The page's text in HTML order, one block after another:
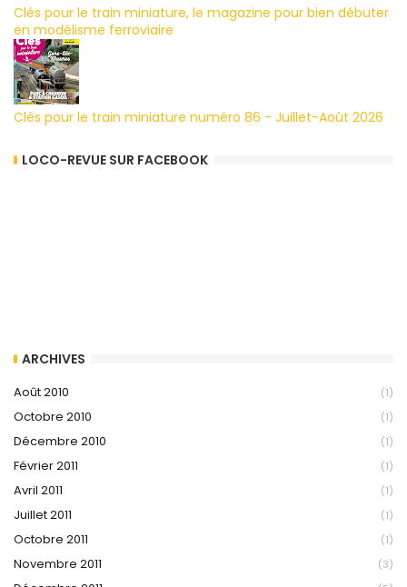
Clés pour le train miniature, le magazine pour bien débuter
en modélisme ferroviaire
Clés pour le train miniature numéro 86 - Juillet-Août 2026
LOCO-REVUE SUR FACEBOOK
ARCHIVES
Août 2010 (1)
Octobre 2010 (1)
Décembre 2010 (1)
Février 2011 (1)
Avril 2011 (1)
Juillet 2011 (1)
Octobre 2011 (1)
Novembre 2011 (3)